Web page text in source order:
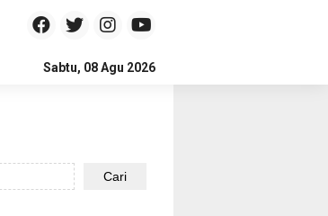
Sabtu, 08 Agu 2026
Cari